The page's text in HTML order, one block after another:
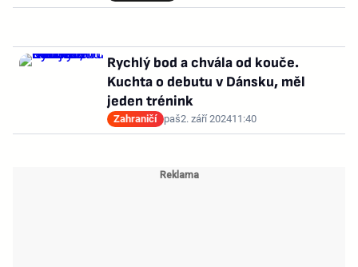
Rychlý bod a chvála od kouče.
Kuchta o debutu v Dánsku, měl
jeden trénink
Zahraničí paš2. září 202411:40